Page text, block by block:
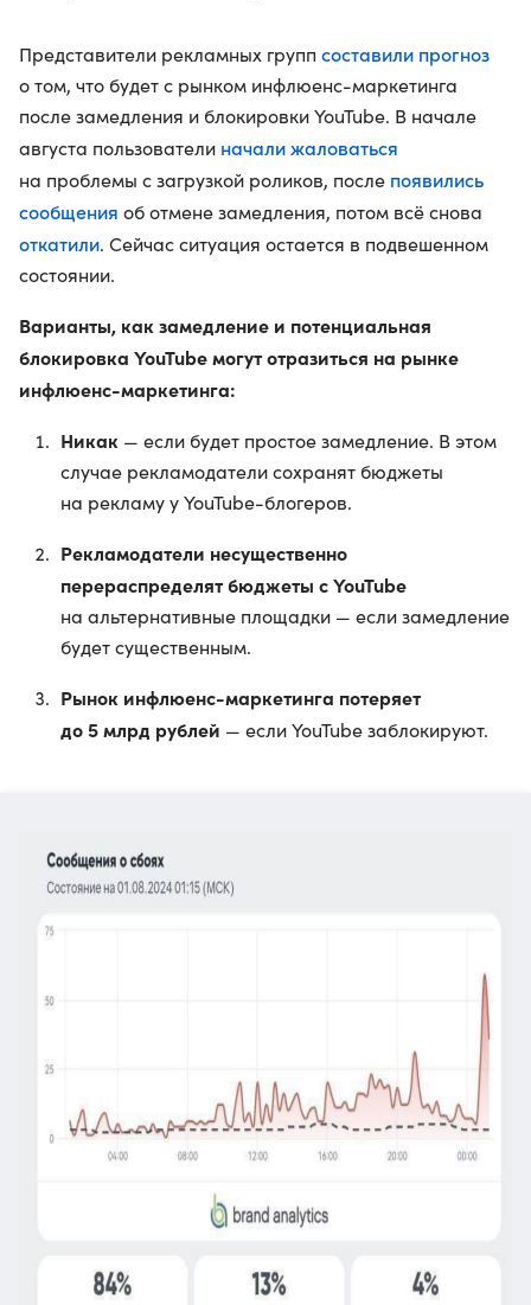
Представители рекламных групп составили прогноз
о том, что будет с рынком инфлюенс-маркетинга
после замедления и блокировки YouTube. В начале
августа пользователи начали жаловаться
на проблемы с загрузкой роликов, после появились
сообщения об отмене замедления, потом всё снова
откатили. Сейчас ситуация остается в подвешенном
состоянии.
Варианты, как замедление и потенциальная
блокировка YouTube могут отразиться на рынке
инфлюенс-маркетинга:
Никак — если будет простое замедление. В этом
случае рекламодатели сохранят бюджеты
на рекламу у YouTube-блогеров.
Рекламодатели несущественно
перераспределят бюджеты с YouTube
на альтернативные площадки — если замедление
будет существенным.
Рынок инфлюенс-маркетинга потеряет
до 5 млрд рублей — если YouTube заблокируют.